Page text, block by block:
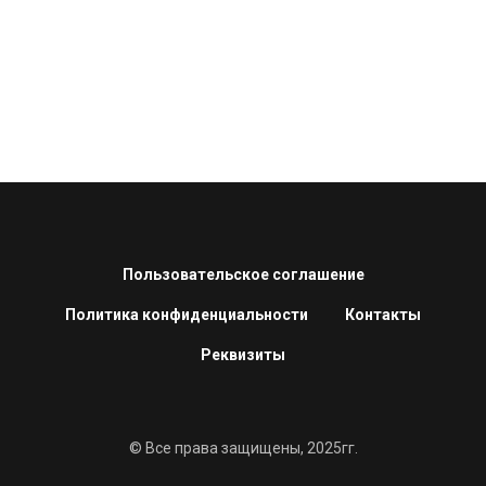
Пользовательское соглашение
Политика конфиденциальности Контакты
Реквизиты
© Все права защищены, 2025гг.